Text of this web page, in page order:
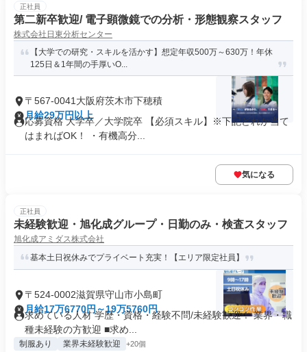
正社員
第二新卒歓迎/ 電子顕微鏡での分析・形態観察スタッフ
株式会社日東分析センター
【大学での研究・スキルを活かす】想定年収500万～630万！年休
125日＆1年間の手厚いO...
〒567-0041大阪府茨木市下穂積
月給29万円以上
応募資格 大学卒／大学院卒 【必須スキル】※下記どれか当て
はまればOK！ ・有機高分...
気になる
正社員
未経験歓迎・旭化成グループ・日勤のみ・検査スタッフ
旭化成アミダス株式会社
基本土日祝休みでプライベート充実！【エリア限定社員】
〒524-0002滋賀県守山市小島町
月給17万6770円～19万5760円
求めている人材 学歴・資格・経験不問/未経験歓迎！ 業界・職
種未経験の方歓迎 ■求め...
制服あり 業界未経験歓迎 +20個